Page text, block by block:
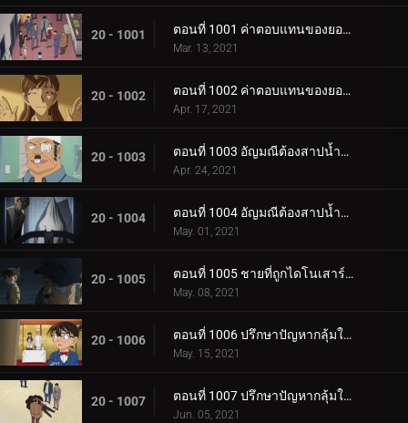
20 - 1001 ตอนที่ 1001 ค่าตอบแทนของยอดไลก์ (ตอนแรก)" The Price of "Like
Mar. 13, 2021
20 - 1002 ตอนที่ 1002 ค่าตอบแทนของยอดไลก์ (ตอนจบ)" The Price of "Like
Apr. 17, 2021
20 - 1003 ตอนที่ 1003 อัญมณีต้องสาปน้ำตาบอร์เจีย (ตอนแรก)
Apr. 24, 2021
20 - 1004 ตอนที่ 1004 อัญมณีต้องสาปน้ำตาบอร์เจีย (ตอนจบ)
May. 01, 2021
20 - 1005 ตอนที่ 1005 ชายที่ถูกไดโนเสาร์บดขยี้
May. 08, 2021
20 - 1006 ตอนที่ 1006 ปรึกษาปัญหากลุ้มใจกลางรายการวิทยุ (ภาคท้าทาย)
May. 15, 2021
20 - 1007 ตอนที่ 1007 ปรึกษาปัญหากลุ้มใจกลางรายการวิทยุ (ภาคไขปริศนา)
Jun. 05, 2021